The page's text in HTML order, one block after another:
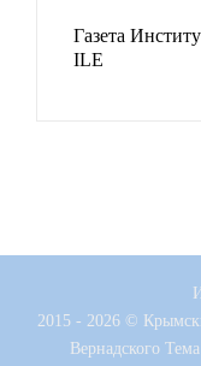
Газета
ILE
2015 - 2026 ©
ВернадскогоТема